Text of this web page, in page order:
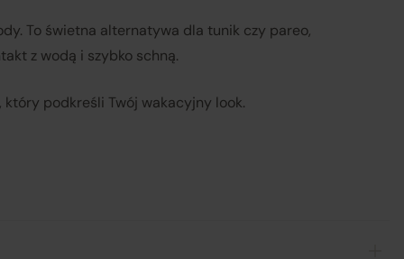
To świetna alternatywa dla tunik czy pareo,
z wodą i szybko schną.
podkreśli Twój wakacyjny look.